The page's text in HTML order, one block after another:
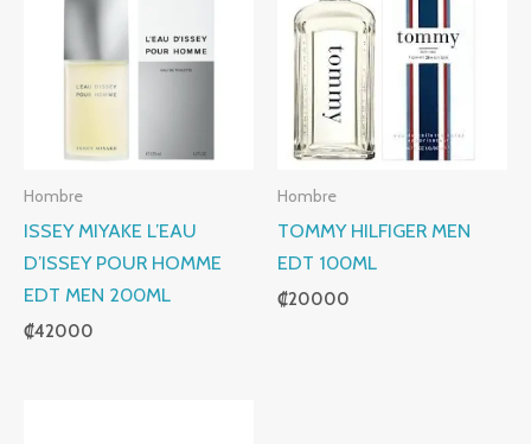
Hombre
ISSEY MIYAKE L’EAU
D’ISSEY POUR HOMME
EDT MEN 200ML
₡42000
Hombre
TOMMY HILFIGER MEN
EDT 100ML
₡20000